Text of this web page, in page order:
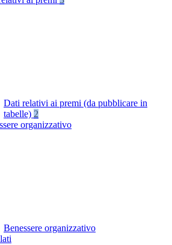
Dati relativi ai premi (da pubblicare in
tabelle) 2
organizzativo
Benessere organizzativo